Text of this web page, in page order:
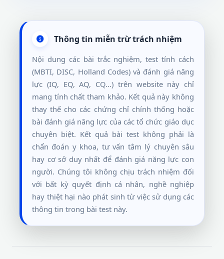
Thông tin miễn trừ trách nhiệm
Nội dung các bài trắc nghiệm, test tính cách
(MBTI, DISC, Holland Codes) và đánh giá năng
lực (IQ, EQ, AQ, CQ...) trên website này chỉ
mang tính chất tham khảo. Kết quả này không
thay thế cho các chứng chỉ chính thống hoặc
bài đánh giá năng lực của các tổ chức giáo dục
chuyên biệt. Kết quả bài test không phải là
chẩn đoán y khoa, tư vấn tâm lý chuyên sâu
hay cơ sở duy nhất để đánh giá năng lực con
người. Chúng tôi không chịu trách nhiệm đối
với bất kỳ quyết định cá nhân, nghề nghiệp
hay thiệt hại nào phát sinh từ việc sử dụng các
thông tin trong bài test này.